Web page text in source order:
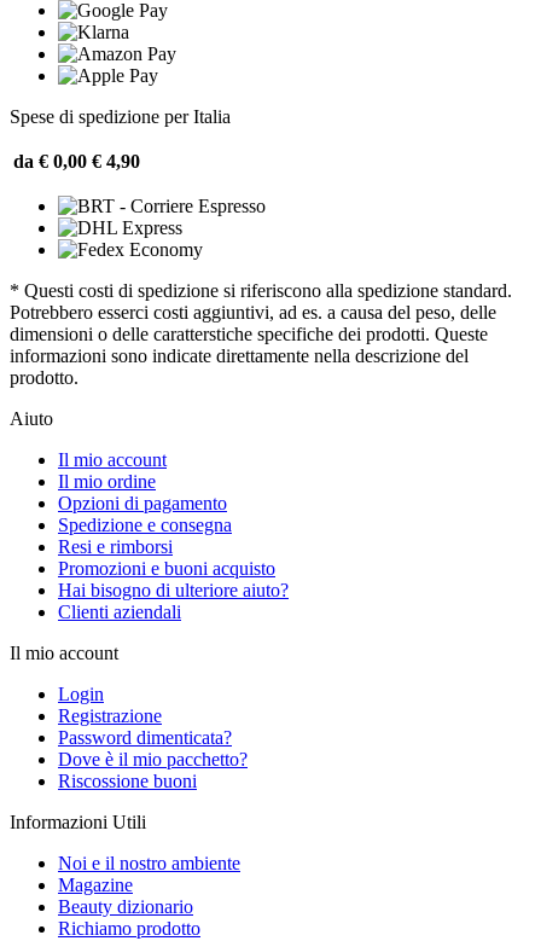
Spese di spedizione per Italia
da € 0,00 € 4,90
* Questi costi di spedizione si riferiscono alla spedizione standard.
Potrebbero esserci costi aggiuntivi, ad es. a causa del peso, delle
dimensioni o delle caratterstiche specifiche dei prodotti. Queste
informazioni sono indicate direttamente nella descrizione del
prodotto.
Aiuto
Il mio account
Il mio ordine
Opzioni di pagamento
Spedizione e consegna
Resi e rimborsi
Promozioni e buoni acquisto
Hai bisogno di ulteriore aiuto?
Clienti aziendali
Il mio account
Login
Registrazione
Password dimenticata?
Dove è il mio pacchetto?
Riscossione buoni
Informazioni Utili
Noi e il nostro ambiente
Magazine
Beauty dizionario
Richiamo prodotto